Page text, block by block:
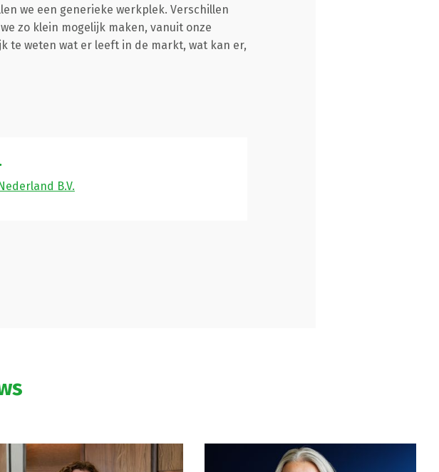
we een generieke werkplek. Verschillen
zo klein mogelijk maken, vanuit onze
te weten wat er leeft in de markt, wat kan er,
B.V.